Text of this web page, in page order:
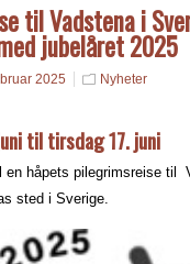
til Vadstena i
jubelåret 2025
2025 Nyheter
til tirsdag 17. juni
en håpets pilegrimsreise til
sted i Sverige.